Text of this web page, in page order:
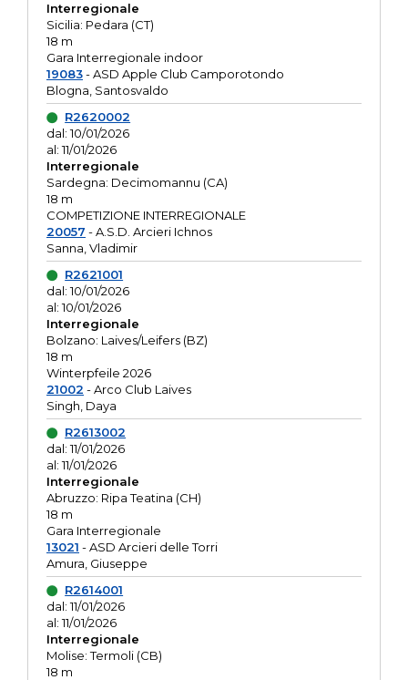
Interregionale
Sicilia: Pedara (CT)
18 m
Gara Interregionale indoor
19083- ASD Apple Club Camporotondo
Blogna, Santosvaldo
R2620002
dal: 10/01/2026
al: 11/01/2026
Interregionale
Sardegna: Decimomannu (CA)
18 m
COMPETIZIONE INTERREGIONALE
20057 - A.S.D. Arcieri Ichnos
Sanna, Vladimir
R2621001
dal: 10/01/2026
al: 10/01/2026
Interregionale
Bolzano: Laives/Leifers (BZ)
18 m
Winterpfeile 2026
21002 - Arco Club Laives
Singh, Daya
R2613002
dal: 11/01/2026
al: 11/01/2026
Interregionale
Abruzzo: Ripa Teatina (CH)
18 m
Gara Interregionale
13021 - ASD Arcieri delle Torri
Amura, Giuseppe
R2614001
dal: 11/01/2026
al: 11/01/2026
Interregionale
Molise: Termoli (CB)
18 m